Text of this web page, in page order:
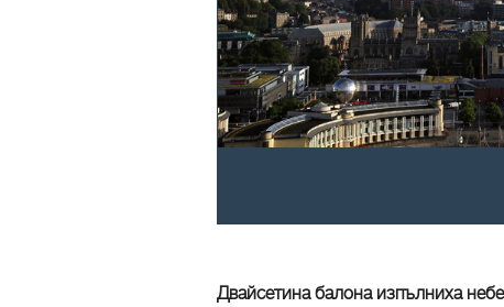
Двайсетина балона изпълниха